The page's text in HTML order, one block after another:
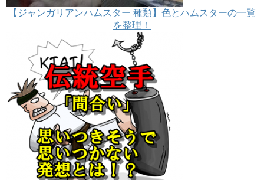
【ジャンガリアンハムスター 種類】色とハムスターの一覧
を整理！